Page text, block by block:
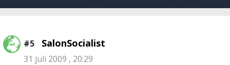
#5 SalonSocialist
31 juli 2009 , 20:29